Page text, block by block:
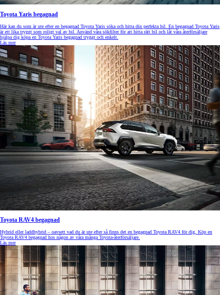
Toyota Yaris begagnad
Här kan du som är ute efter en begagnad Toyota Yaris söka och hitta din perfekta bil. En begagnad Toyota Yaris
är ett lika tryggt som roligt val av bil. Använd våra sökfilter för att hitta rätt bil och låt våra återförsäljare
hjälpa dig köpa en Toyota Yaris begagnad tryggt och enkelt.
Läs mer
Toyota RAV4 begagnad
Hybrid eller laddhybrid – oavsett vad du är ute efter så finns det en begagnad Toyota RAV4 för dig. Köp en
Toyota RAV4 begagnad hos någon av våra många Toyota-återförsäljare.
Läs mer